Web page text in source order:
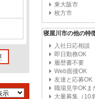
東大阪市
枚方市
寝屋川市の他の特
入社日応相談
即日勤務OK
履歴書不要
Web面接OK
友達と応募OK
職場見学OKま
大量募集（10